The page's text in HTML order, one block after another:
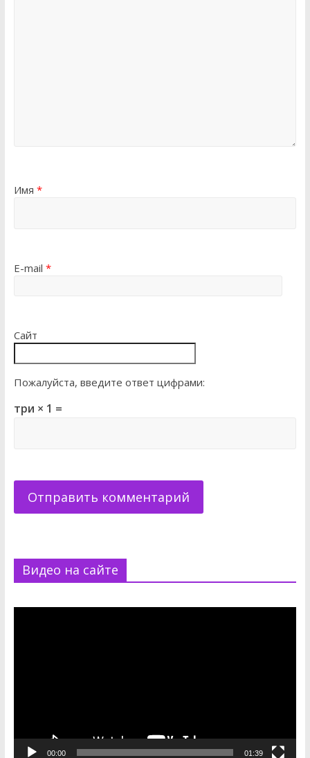
Имя *
E-mail *
Сайт
Пожалуйста, введите ответ цифрами:
три × 1 =
Видео на сайте
00:00 01:39